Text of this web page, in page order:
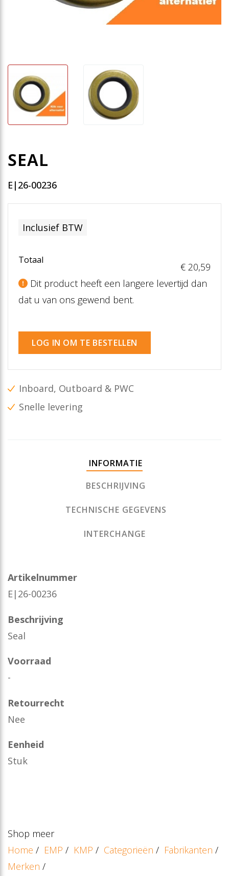
SEAL
E|26-00236
Inclusief BTW
Totaal
€ 20,59
Dit product heeft een langere levertijd dan
dat u van ons gewend bent.
LOG IN OM TE BESTELLEN
Inboard, Outboard & PWC
Snelle levering
INFORMATIE
BESCHRIJVING
TECHNISCHE GEGEVENS
INTERCHANGE
Artikelnummer
E|26-00236
Beschrijving
Seal
Voorraad
-
Retourrecht
Nee
Eenheid
Stuk
Shop meer
Home / EMP / KMP / Categorieën / Fabrikanten /
Merken /